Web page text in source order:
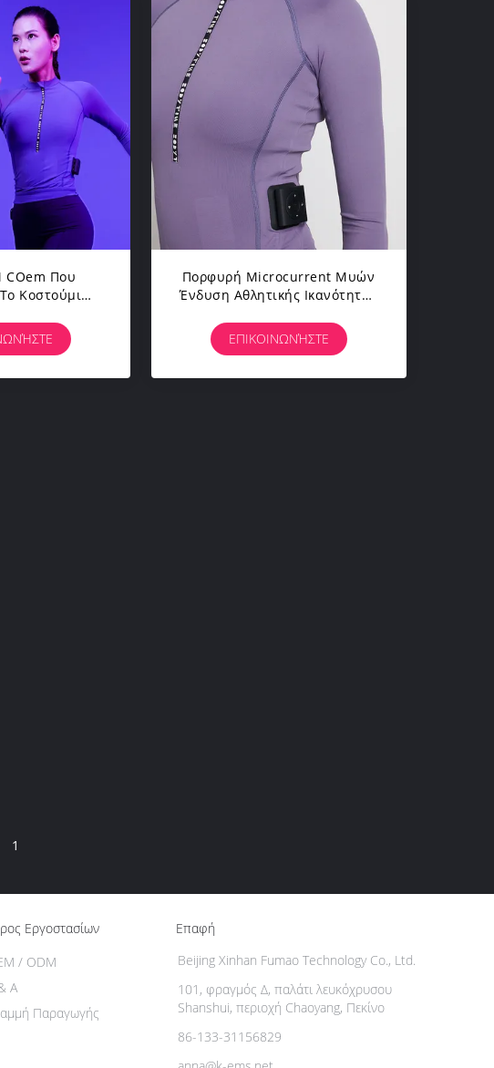
COem Που
Κοστούμι
Πορφυρή Microcurrent Μυών
Ένδυση Αθλητικής Ικανότητας
Υποκίνησης EMS Πλήρης
ΕΠΙΚΟΙΝΩΝΉΣΤΕ
1
Εργοστασίων
Παραγωγής
/ ODM
Α
Επαφή
Beijing Xinhan Fumao Technology Co., Ltd.
101, φραγμός Δ, παλάτι λευκόχρυσου
Shanshui, περιοχή Chaoyang, Πεκίνο
86-133-31156829